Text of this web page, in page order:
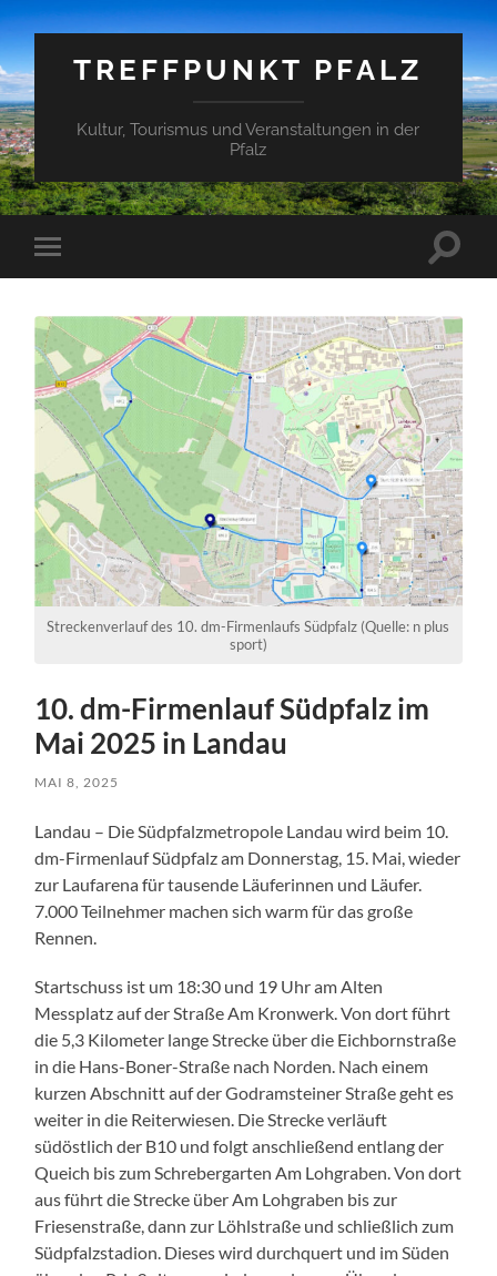
TREFFPUNKT PFALZ
Kultur, Tourismus und Veranstaltungen in der
Pfalz
Mobile-
Menü
Streckenverlauf des 10. dm-Firmenlaufs Südpfalz (Quelle: n plus
sport)
10. dm-Firmenlauf Südpfalz im
Mai 2025 in Landau
MAI 8, 2025
Landau – Die Südpfalzmetropole Landau wird beim 10.
dm-Firmenlauf Südpfalz am Donnerstag, 15. Mai, wieder
zur Laufarena für tausende Läuferinnen und Läufer.
7.000 Teilnehmer machen sich warm für das große
Rennen.
Startschuss ist um 18:30 und 19 Uhr am Alten
Messplatz auf der Straße Am Kronwerk. Von dort führt
die 5,3 Kilometer lange Strecke über die Eichbornstraße
in die Hans-Boner-Straße nach Norden. Nach einem
kurzen Abschnitt auf der Godramsteiner Straße geht es
weiter in die Reiterwiesen. Die Strecke verläuft
südöstlich der B10 und folgt anschließend entlang der
Queich bis zum Schrebergarten Am Lohgraben. Von dort
aus führt die Strecke über Am Lohgraben bis zur
Friesenstraße, dann zur Löhlstraße und schließlich zum
Südpfalzstadion. Dieses wird durchquert und im Süden